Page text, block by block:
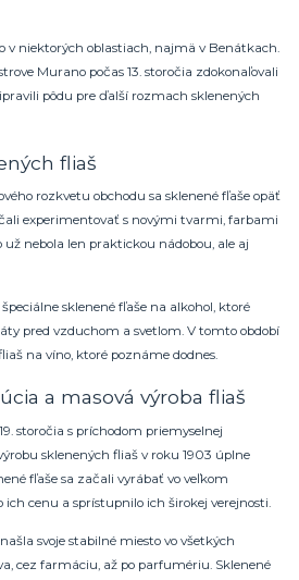
v niektorých oblastiach, najmä v Benátkach.
Murano počas 13. storočia zdokonaľovali
pôdu pre ďalší rozmach sklenených
fliaš
rozkvetu obchodu sa sklenené fľaše opäť
experimentovať s novými tvarmi, farbami
nebola len praktickou nádobou, ale aj
sklenené fľaše na alkohol, ktoré
pred vzduchom a svetlom. V tomto období
na víno, ktoré poznáme dodnes.
a masová výroba fliaš
storočia s príchodom priemyselnej
sklenených fliaš v roku 1903 úplne
fľaše sa začali vyrábať vo veľkom
ich cenu a sprístupnilo ich širokej verejnosti.
svoje stabilné miesto vo všetkých
cez farmáciu, až po parfumériu. Sklenené